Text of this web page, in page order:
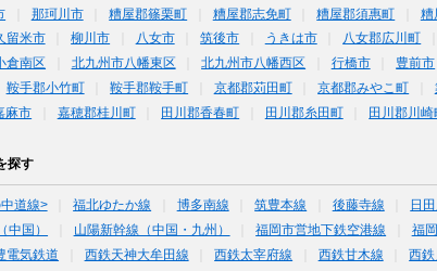
那珂川市 糟屋郡篠栗町 糟屋郡志免町 糟屋郡須惠町 糟
留米市 柳川市 八女市 筑後市 うきは市 八女郡広川町
倉南区 北九州市八幡東区 北九州市八幡西区 行橋市 豊前市
鞍手郡小竹町 鞍手郡鞍手町 京都郡苅田町 京都郡みやこ町
麻市 嘉穂郡桂川町 田川郡香春町 田川郡糸田町 田川郡川崎
探す
道線> 福北ゆたか線 博多南線 筑豊本線 後藤寺線 日
中国） 山陽新幹線（中国・九州） 福岡市営地下鉄空港線 福
電気鉄道 西鉄天神大牟田線 西鉄太宰府線 西鉄甘木線 西鉄